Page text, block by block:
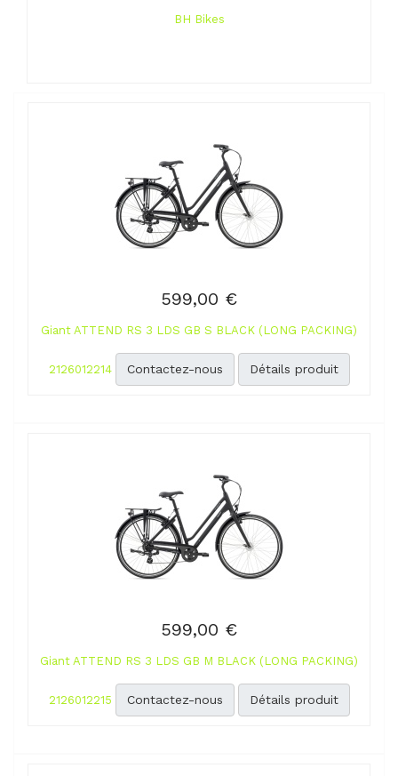
BH Bikes
599,00 €
Giant ATTEND RS 3 LDS GB S BLACK (LONG PACKING)
2126012214 Contactez-nous Détails produit
599,00 €
Giant ATTEND RS 3 LDS GB M BLACK (LONG PACKING)
2126012215 Contactez-nous Détails produit